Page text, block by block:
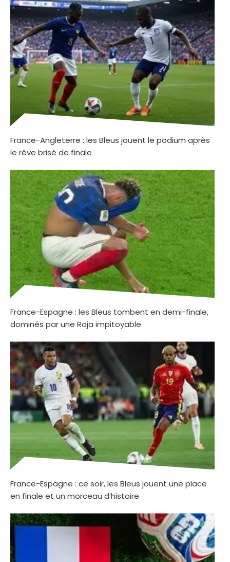
France-Angleterre : les Bleus jouent le podium après
le rêve brisé de finale
France-Espagne : les Bleus tombent en demi-finale,
dominés par une Roja impitoyable
France-Espagne : ce soir, les Bleus jouent une place
en finale et un morceau d’histoire